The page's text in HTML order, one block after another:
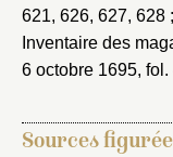
621, 626, 627, 628
Inventaire des
6 octobre 1695, fol.
Sources